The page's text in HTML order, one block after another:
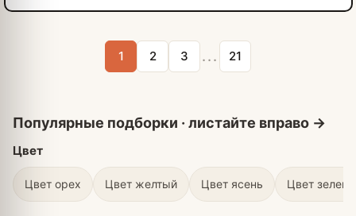
1 2 3 ... 21
Цвет
Цвет орех Цвет желтый Цвет ясень Цвет